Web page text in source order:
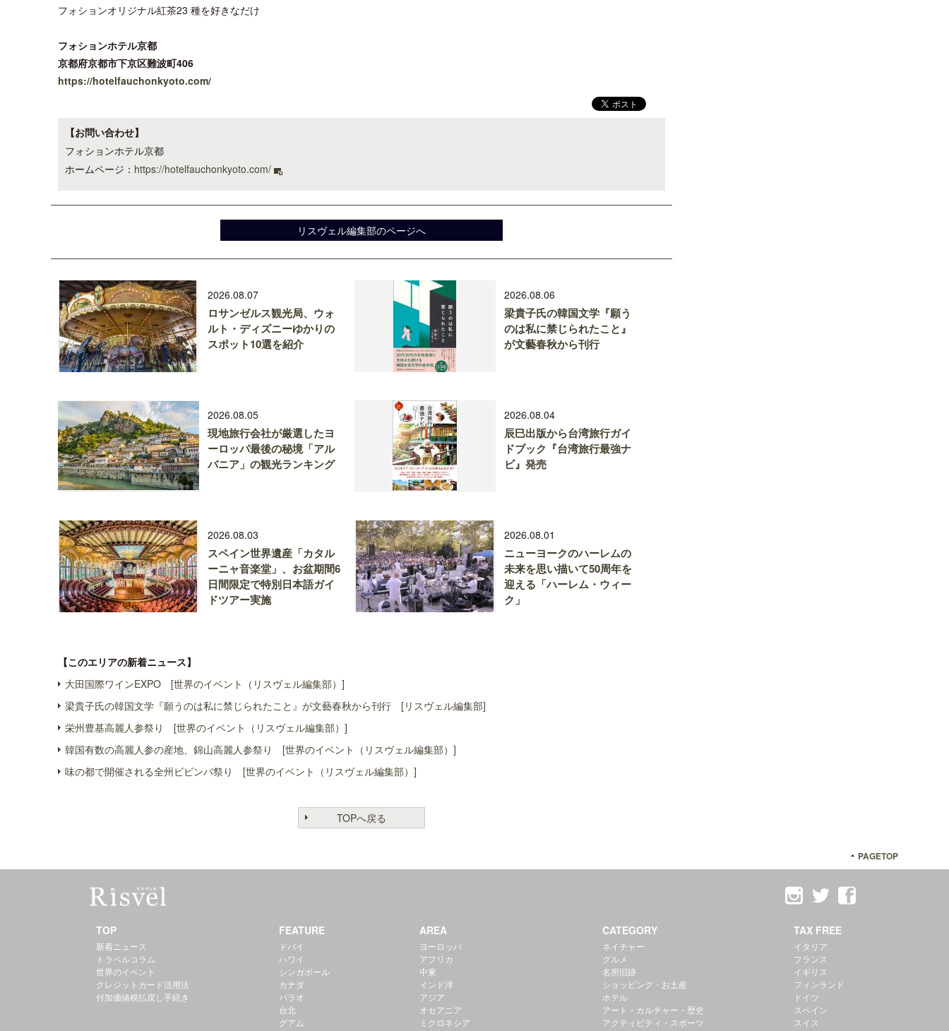
フォションオリジナル紅茶23 種を好きなだけ
フォションホテル京都
京都府京都市下京区難波町406
https://hotelfauchonkyoto.com/
【お問い合わせ】
フォションホテル京都
ホームページ： https://hotelfauchonkyoto.com/
リスヴェル編集部のページへ
2026.08.07
ロサンゼルス観光局、ウォ
ルト・ディズニーゆかりの
スポット10選を紹介
2026.08.06
梁貴子氏の韓国文学『願う
のは私に禁じられたこと』
が文藝春秋から刊行
2026.08.05
現地旅行会社が厳選したヨ
ーロッパ最後の秘境「アル
バニア」の観光ランキング
2026.08.04
辰巳出版から台湾旅行ガイ
ドブック『台湾旅行最強ナ
ビ』発売
2026.08.03
スペイン世界遺産「カタル
ーニャ音楽堂」、お盆期間6
日間限定で特別日本語ガイ
ドツアー実施
2026.08.01
ニューヨークのハーレムの
未来を思い描いて50周年を
迎える「ハーレム・ウィー
ク」
【このエリアの新着ニュース】
大田国際ワインEXPO [世界のイベント（リスヴェル編集部）]
梁貴子氏の韓国文学『願うのは私に禁じられたこと』が文藝春秋から刊行 [リスヴェル編集部]
栄州豊基高麗人参祭り [世界のイベント（リスヴェル編集部）]
韓国有数の高麗人参の産地、錦山高麗人参祭り [世界のイベント（リスヴェル編集部）]
味の都で開催される全州ビビンバ祭り [世界のイベント（リスヴェル編集部）]
TOPへ戻る
PAGETOP
TOP
新着ニュース
トラベルコラム
世界のイベント
クレジットカード活用法
付加価値税払戻し手続き
FEATURE
ドバイ
ハワイ
シンガポール
カナダ
パラオ
台北
グアム
AREA
ヨーロッパ
アフリカ
中東
インド洋
アジア
オセアニア
ミクロネシア
CATEGORY
ネイチャー
グルメ
名所旧跡
ショッピング・お土産
ホテル
アート・カルチャー・歴史
アクティビティ・スポーツ
TAX FREE
イタリア
フランス
イギリス
フィンランド
ドイツ
スペイン
スイス